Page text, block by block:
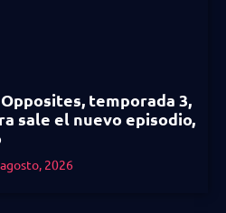
temporada 3,
sale el nuevo episodio,
2026